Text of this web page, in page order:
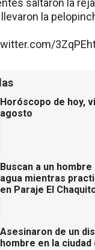
saltaron la
la
Horóscopo de hoy,
agosto
Buscan a un hombre
agua mientras
en Paraje El
Asesinaron de un
hombre en la ciudad